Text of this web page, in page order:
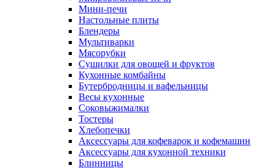
Мини-печи
Настольные плиты
Блендеры
Мультиварки
Мясорубки
Сушилки для овощей и фруктов
Кухонные комбайны
Бутербродницы и вафельницы
Весы кухонные
Соковыжималки
Тостеры
Хлебопечки
Аксессуары для кофеварок и кофемашин
Аксессуары для кухонной техники
Блинницы